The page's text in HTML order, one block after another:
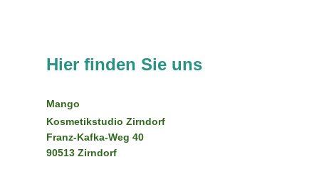
Hier finden Sie uns
Mango
Kosmetikstudio Zirndorf
Franz-Kafka-Weg 40
90513 Zirndorf